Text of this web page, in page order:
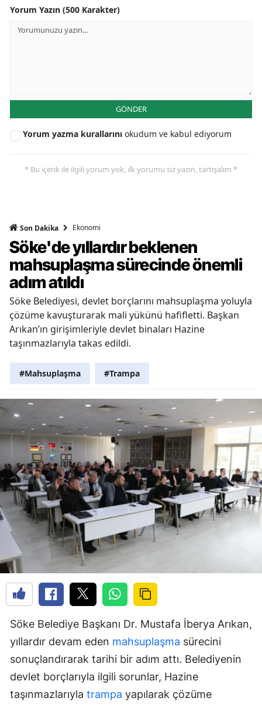
Yorum Yazın (500 Karakter)
GÖNDER
Yorum yazma kurallarını okudum ve kabul ediyorum
* Bu içerik ile ilgili yorum yok, ilk yorumu siz yazın, tartışalım *
Son Dakika Ekonomi
Söke'de yıllardır beklenen
mahsuplaşma sürecinde önemli
adım atıldı
Söke Belediyesi, devlet borçlarını mahsuplaşma yoluyla
çözüme kavuşturarak mali yükünü hafifletti. Başkan
Arıkan’ın girişimleriyle devlet binaları Hazine
taşınmazlarıyla takas edildi.
#Mahsuplaşma #Trampa
Söke Belediye Başkanı Dr. Mustafa İberya Arıkan,
yıllardır devam eden mahsuplaşma sürecini
sonuçlandırarak tarihi bir adım attı. Belediyenin
devlet borçlarıyla ilgili sorunlar, Hazine
taşınmazlarıyla trampa yapılarak çözüme